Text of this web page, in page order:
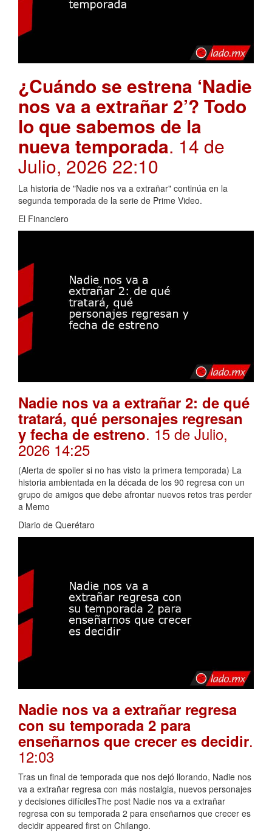
¿Cuándo se estrena ‘Nadie
nos va a extrañar 2’? Todo
lo que sabemos de la
nueva temporada. 14 de
Julio, 2026 22:10
La historia de "Nadie nos va a extrañar" continúa en la
segunda temporada de la serie de Prime Video.
El Financiero
Nadie nos va a extrañar 2: de qué
tratará, qué personajes regresan
y fecha de estreno. 15 de Julio,
2026 14:25
(Alerta de spoiler si no has visto la primera temporada) La
historia ambientada en la década de los 90 regresa con un
grupo de amigos que debe afrontar nuevos retos tras perder
a Memo
Diario de Querétaro
Nadie nos va a extrañar regresa
con su temporada 2 para
enseñarnos que crecer es decidir.
12:03
Tras un final de temporada que nos dejó llorando, Nadie nos
va a extrañar regresa con más nostalgia, nuevos personajes
y decisiones difícilesThe post Nadie nos va a extrañar
regresa con su temporada 2 para enseñarnos que crecer es
decidir appeared first on Chilango.